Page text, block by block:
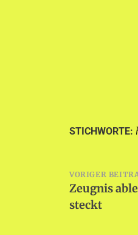
STICHWORTE:
VORIGER
Zeugnis
steckt